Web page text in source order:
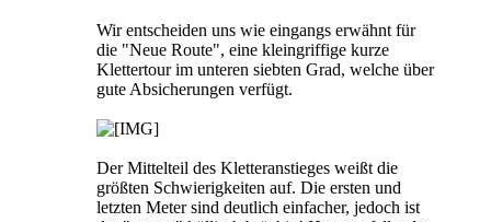
Wir entscheiden uns wie eingangs erwähnt für
die "Neue Route", eine kleingriffige kurze
Klettertour im unteren siebten Grad, welche über
gute Absicherungen verfügt.
Der Mittelteil des Kletteranstieges weißt die
größten Schwierigkeiten auf. Die ersten und
letzten Meter sind deutlich einfacher, jedoch ist